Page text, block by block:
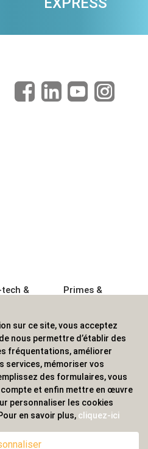
&
&
Primes &
Boisson
Textile &
Casquette
Accessoires de
publicitaires, pour les
nationale, une
sur ce site, vous acceptez
nous permettre d’établir des
fréquentations, améliorer
services, mémoriser vos
des formulaires, vous
et enfin mettre en œuvre
personnaliser les cookies
en savoir plus, cliquez-ici